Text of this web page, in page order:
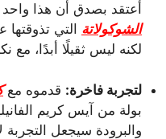
أعتقد بصدق أن هذا
الشوكولاتة التي
لكنه ليس ثقيلًا أبدًا، مع
لتجربة فاخرة: قدموه مع
بولة من آيس كريم
والبرودة سيجعل التجربة